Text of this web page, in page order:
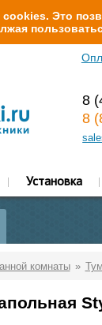
Это
8
8
Установка
комнаты